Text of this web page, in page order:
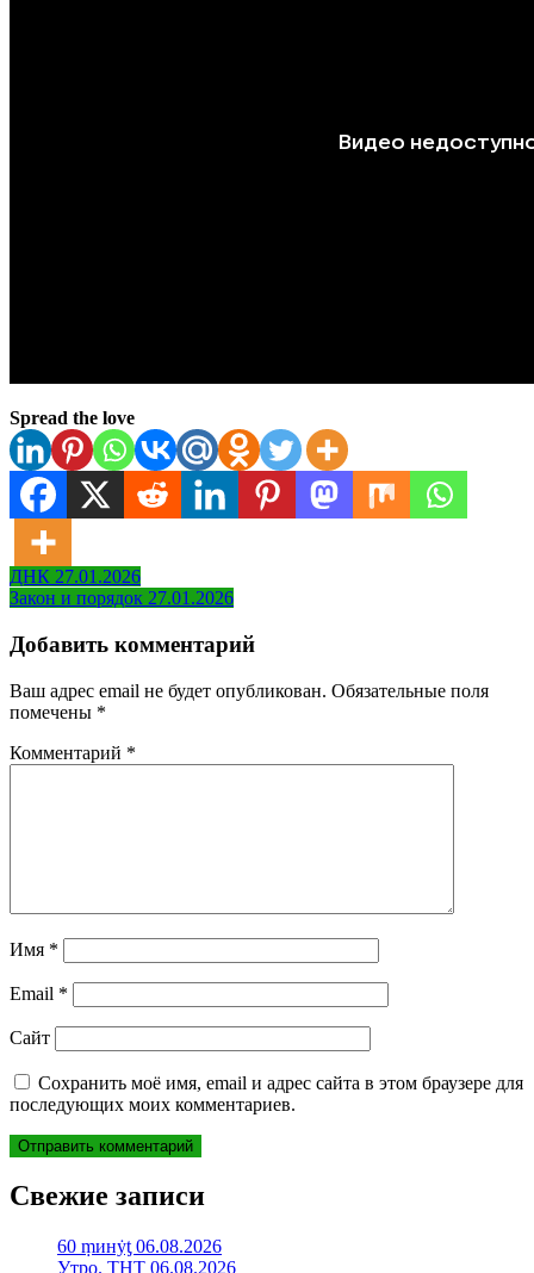
Spread the love
Навигация
по
записям
ДНК 27.01.2026
Закон и порядок 27.01.2026
Добавить комментарий
Ваш адрес email не будет опубликован. Обязательные поля
помечены *
Комментарий *
Имя *
Email *
Сайт
Сохранить моё имя, email и адрес сайта в этом браузере для
последующих моих комментариев.
Свежие записи
60 ṃинẏƫ 06.08.2026
Утро. ТНТ 06.08.2026